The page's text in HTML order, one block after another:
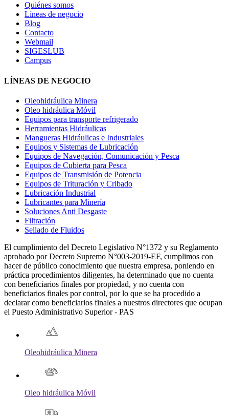
Quiénes somos
Líneas de negocio
Blog
Contacto
Webmail
SIGESLUB
Campus
LÍNEAS DE NEGOCIO
Oleohidráulica Minera
Oleo hidráulica Móvil
Equipos para transporte refrigerado
Herramientas Hidráulicas
Mangueras Hidráulicas e Industriales
Equipos y Sistemas de Lubricación
Equipos de Navegación, Comunicación y Pesca
Equipos de Cubierta para Pesca
Equipos de Transmisión de Potencia
Equipos de Trituración y Cribado
Lubricación Industrial
Lubricantes para Minería
Soluciones Anti Desgaste
Filtración
Sellado de Fluidos
El cumplimiento del Decreto Legislativo N°1372 y su Reglamento
aprobado por Decreto Supremo N°003-2019-EF, cumplimos con
hacer de público conocimiento que nuestra empresa, poniendo en
práctica procedimientos diligentes, ha determinado que no cuenta
con beneficiarios finales por propiedad, y no cuenta con
beneficiarios finales por control, por lo que se ha procedido a
declarar como beneficiarios finales a nuestros directores que ocupan
el Puesto Administrativo Superior - PAS
Oleohidráulica Minera
Oleo hidráulica Móvil